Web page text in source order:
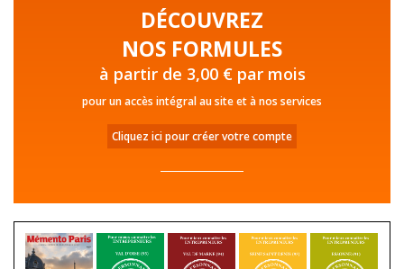
DÉCOUVREZ
NOS FORMULES
à partir de 3,00 € par mois
pour un accès intégral au site et à nos services
Cliquez ici pour créer votre compte